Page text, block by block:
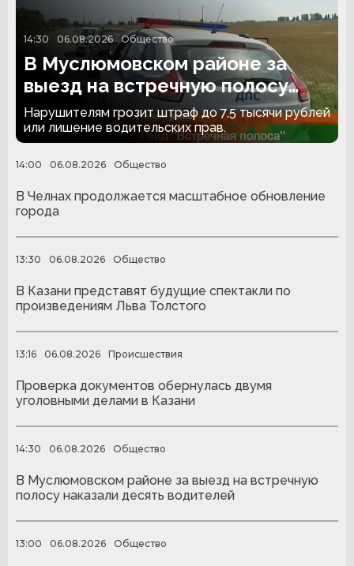
14:30 06.08.2026 Общество
В Муслюмовском районе за
выезд на встречную полосу
наказали десять водителей
Нарушителям грозит штраф до 7,5 тысячи рублей
или лишение водительских прав.
14:00 06.08.2026 Общество
В Челнах продолжается масштабное обновление
города
13:30 06.08.2026 Общество
В Казани представят будущие спектакли по
произведениям Льва Толстого
13:16 06.08.2026 Происшествия
Проверка документов обернулась двумя
уголовными делами в Казани
14:30 06.08.2026 Общество
В Муслюмовском районе за выезд на встречную
полосу наказали десять водителей
13:00 06.08.2026 Общество